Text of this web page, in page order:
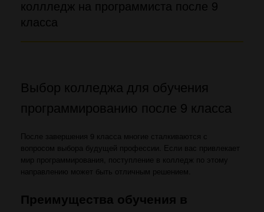
коллледж на программиста после 9
класса
Выбор колледжа для обучения
программированию после 9 класса
После завершения 9 класса многие сталкиваются с
вопросом выбора будущей профессии. Если вас привлекает
мир программирования, поступление в колледж по этому
направлению может быть отличным решением.
Преимущества обучения в